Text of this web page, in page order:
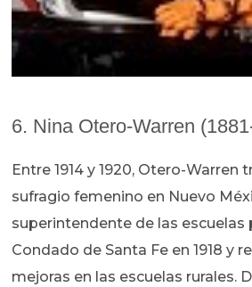
6. Nina Otero-Warren
Entre 1914 y 1920, Otero-Warren
sufragio femenino en Nuevo
superintendente de las escuelas
Condado de Santa Fe en 1918 y
mejoras en las escuelas rurales.